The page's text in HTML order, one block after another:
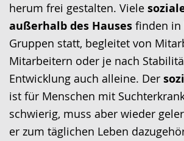
herum frei gestalten. Viele
außerhalb des Hauses finden in
Gruppen statt, begleitet von
Mitarbeitern oder je nach
Entwicklung auch alleine. Der
ist für Menschen mit
schwierig, muss aber wieder
er zum täglichen Leben